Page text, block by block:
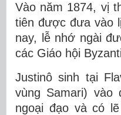
Vào năm 1874, vị
tiên được đưa vào
nay, lễ nhớ ngài
các Giáo hội
Justinô sinh tại
vùng Samari)
ngoại đạo và có